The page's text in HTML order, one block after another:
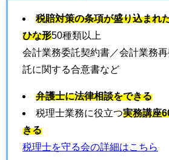
税賠対策の条項が盛り込まれ
ひな形50種類以上
会計業務委託契約書／会計業務
託に関する合意書など
弁護士に法律相談をできる
税理士業務に役立つ実務講座
きる
税理士を守る会の詳細はこちら